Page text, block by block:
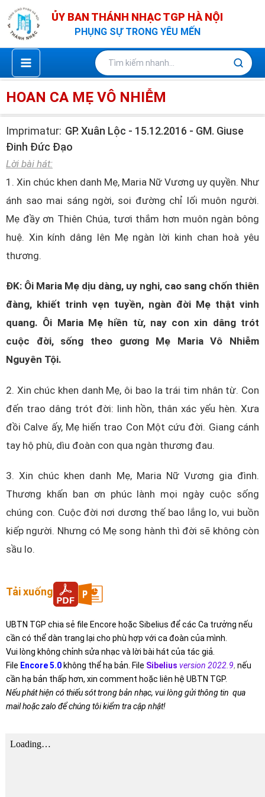
Nhảy
tới
nội
dung
ỦY BAN THÁNH NHẠC TGP HÀ NỘI
PHỤNG SỰ TRONG YÊU MẾN
HOAN CA MẸ VÔ NHIỄM
Imprimatur: GP. Xuân Lộc - 15.12.2016 - GM. Giuse
Đinh Đức Đạo
Lời bài hát:
1. Xin chúc khen danh Mẹ, Maria Nữ Vương uy quyền. Như
ánh sao mai sáng ngời, soi đường chỉ lối muôn người.
Mẹ đầy ơn Thiên Chúa, tươi thắm hơn muôn ngàn bông
huệ. Xin kính dâng lên Mẹ ngàn lời kinh chan hoà yêu
thương.
ĐK: Ôi Maria Mẹ dịu dàng, uy nghi, cao sang chốn thiên
đàng, khiết trinh vẹn tuyền, ngàn đời Mẹ thật vinh
quang. Ôi Maria Mẹ hiền từ, nay con xin dâng trót
cuộc đời, sống theo gương Mẹ Maria Vô Nhiễm
Nguyên Tội.
2. Xin chúc khen danh Mẹ, ôi bao la trái tim nhân từ. Con
đến trao dâng trót đời: linh hồn, thân xác yếu hèn. Xưa
đồi Calve ấy, Mẹ hiến trao Con Một cứu đời. Giang cánh
tay hộ phù, dìu đoàn con qua ngàn thương đau.
3. Xin chúc khen danh Mẹ, Maria Nữ Vương gia đình.
Thương khấn ban ơn phúc lành mọi ngày cuộc sống
chúng con. Cuộc đời nơi dương thế bao lắng lo, vui buồn
kiếp người. Nhưng có Mẹ song hành thì đời sẽ không còn
sầu lo.
Tải xuống
UBTN TGP chia sẻ file Encore hoặc Sibelius để các Ca trưởng nếu
cần có thể dàn trang lại cho phù hợp với ca đoàn của mình.
Vui lòng không chỉnh sửa nhạc và lời bài hát của tác giả.
File Encore 5.0không thể hạ bản. File Sibelius version 2022.9, nếu
cần hạ bản thấp hơn, xin comment hoặc liên hệ UBTN TGP.
Nếu phát hiện có thiếu sót trong bản nhạc, vui lòng gửi thông tin qua
mail hoặc zalo để chúng tôi kiểm tra cập nhật!